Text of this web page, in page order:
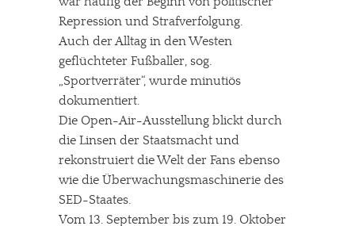
Repression und Strafverfolgung.
Auch der Alltag in den Westen
geflüchteter Fußballer, sog.
„Sportverräter“, wurde minutiös
dokumentiert.
Die Open-Air-Ausstellung blickt durch
die Linsen der Staatsmacht und
rekonstruiert die Welt der Fans ebenso
wie die Überwachungsmaschinerie des
SED-Staates.
Vom 13. September bis zum 19. Oktober